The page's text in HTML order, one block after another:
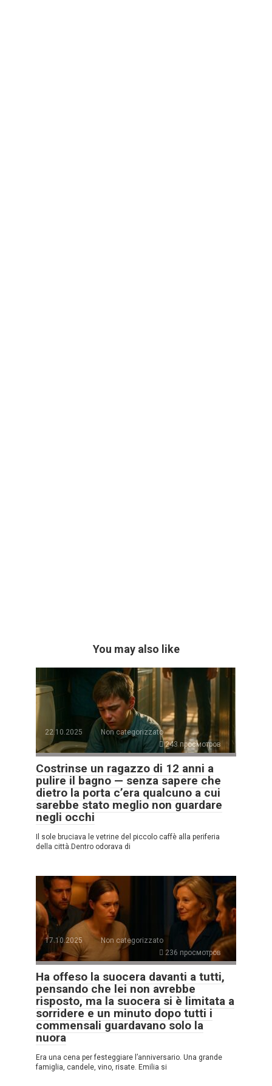
You may also like
22.10.2025
Non categorizzato
243 просмотров
Costrinse un ragazzo di 12 anni a
pulire il bagno — senza sapere che
dietro la porta c’era qualcuno a cui
sarebbe stato meglio non guardare
negli occhi
Il sole bruciava le vetrine del piccolo caffè alla periferia
della città.Dentro odorava di
17.10.2025
Non categorizzato
236 просмотров
Ha offeso la suocera davanti a tutti,
pensando che lei non avrebbe
risposto, ma la suocera si è limitata a
sorridere e un minuto dopo tutti i
commensali guardavano solo la
nuora
Era una cena per festeggiare l’anniversario. Una grande
famiglia, candele, vino, risate. Emilia si